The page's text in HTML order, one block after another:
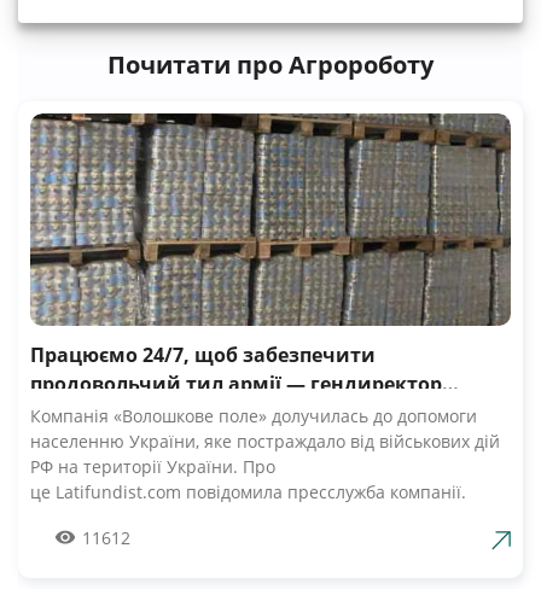
Почитати про Агророботу
Працюємо 24/7, щоб забезпечити
продовольчий тил армії — гендиректор
компанії Волошкове поле
Компанія «Волошкове поле» долучилась до допомоги
населенню України, яке постраждало від військових дій
РФ на території України. Про
це Latifundist.com повідомила пресслужба компанії.
Вже шосту добу наші Збройні Сили героїчно стримують
11612